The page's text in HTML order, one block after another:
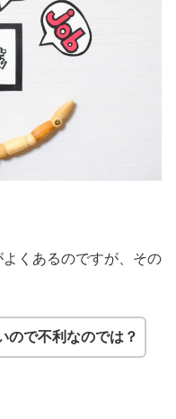
くあるのですが、その
ので不利なのでは？